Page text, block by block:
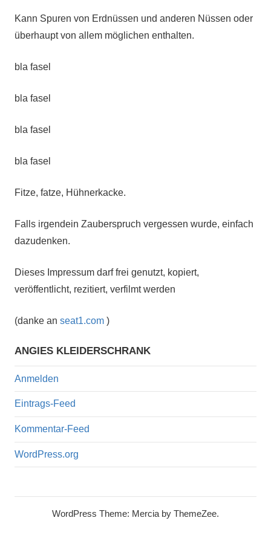
Kann Spuren von Erdnüssen und anderen Nüssen oder
überhaupt von allem möglichen enthalten.
bla fasel
bla fasel
bla fasel
bla fasel
Fitze, fatze, Hühnerkacke.
Falls irgendein Zauberspruch vergessen wurde, einfach
dazudenken.
Dieses Impressum darf frei genutzt, kopiert,
veröffentlicht, rezitiert, verfilmt werden
(danke an seat1.com )
ANGIES KLEIDERSCHRANK
Anmelden
Eintrags-Feed
Kommentar-Feed
WordPress.org
WordPress Theme: Mercia by ThemeZee.